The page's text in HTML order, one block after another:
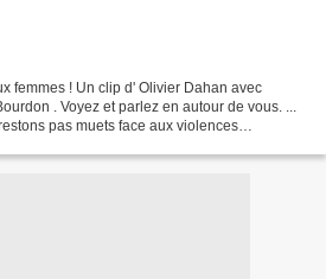
femmes ! Un clip d' Olivier Dahan avec
. Voyez et parlez en autour de vous. ...
pas muets face aux violences